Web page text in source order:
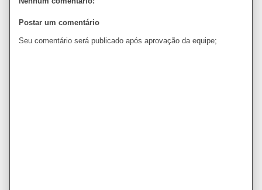
Postar um comentário
Seu comentário será publicado após aprovação da equipe;